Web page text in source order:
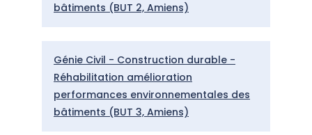
bâtiments (BUT 2, Amiens)
Génie Civil - Construction durable -
Réhabilitation amélioration
performances environnementales des
bâtiments (BUT 3, Amiens)